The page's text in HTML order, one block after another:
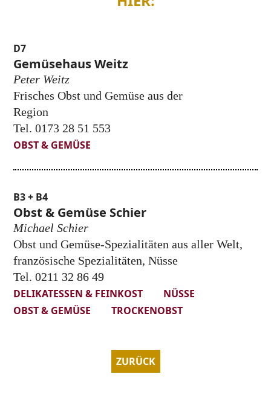
D7
Gemüsehaus Weitz
Peter Weitz
Frisches Obst und Gemüse aus der
Region
Tel. 0173 28 51 553
OBST & GEMÜSE
B3 + B4
Obst & Gemüse Schier
Michael Schier
Obst und Gemüse-Spezialitäten aus aller Welt,
französische Spezialitäten, Nüsse
Tel. 0211 32 86 49
DELIKATESSEN & FEINKOST
NÜSSE
OBST & GEMÜSE
TROCKENOBST
ZURÜCK